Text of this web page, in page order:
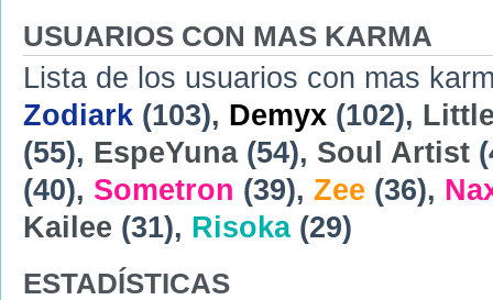
USUARIOS CON MAS KARMA
Lista de los usuarios con mas
Zodiark (103), Demyx (102),
(55), EspeYuna(54), Soul Artist
(40), Sometron (39), Zee (36),
Kailee (31), Risoka(29)
ESTADÍSTICAS